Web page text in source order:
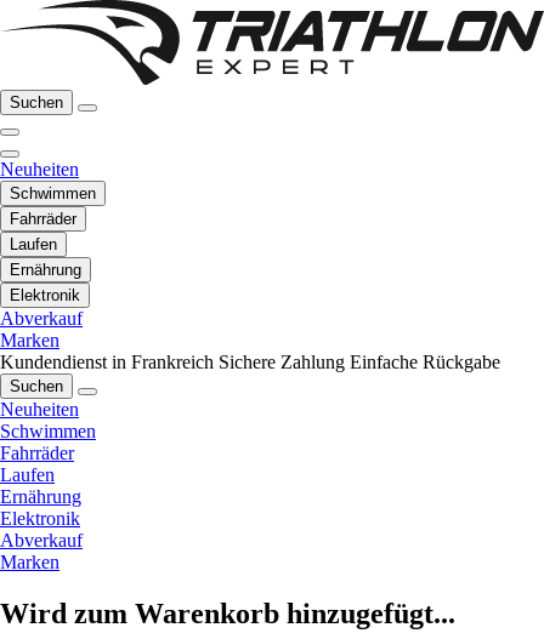
Suchen
Neuheiten
Schwimmen
Fahrräder
Laufen
Ernährung
Elektronik
Abverkauf
Marken
Kundendienst in Frankreich Sichere Zahlung Einfache Rückgabe
Suchen
Neuheiten
Schwimmen
Fahrräder
Laufen
Ernährung
Elektronik
Abverkauf
Marken
Wird zum Warenkorb hinzugefügt...